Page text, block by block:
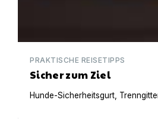
PRAKTISCHE REISETIPPS
Sicher zum Ziel
Hunde-Sicherheitsgurt,